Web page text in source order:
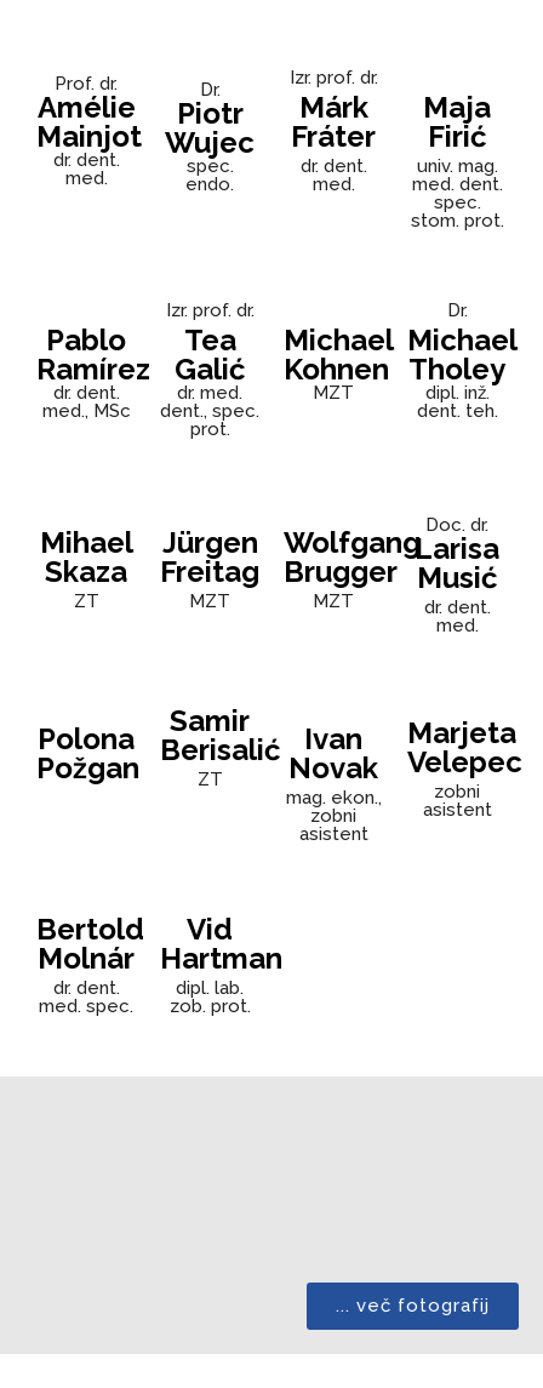
Prof. dr.
Amélie
Mainjot
dr. dent.
med.
Dr.
Piotr
Wujec
spec.
endo.
Izr. prof. dr.
Márk
Fráter
dr. dent.
med.
Maja
Firić
univ. mag.
med. dent.
spec.
stom. prot.
Pablo
Ramírez
dr. dent.
med., MSc
Izr. prof. dr.
Tea
Galić
dr. med.
dent., spec.
prot.
Michael
Kohnen
MZT
Dr.
Michael
Tholey
dipl. inž.
dent. teh.
Mihael
Skaza
ZT
Jürgen
Freitag
MZT
Wolfgang
Brugger
MZT
Doc. dr.
Larisa
Musić
dr. dent.
med.
Polona
Požgan
Samir
Berisalić
ZT
Ivan
Novak
mag. ekon.,
zobni
asistent
Marjeta
Velepec
zobni
asistent
Bertold
Molnár
dr. dent.
med. spec.
Vid
Hartman
dipl. lab.
zob. prot.
... več fotografij